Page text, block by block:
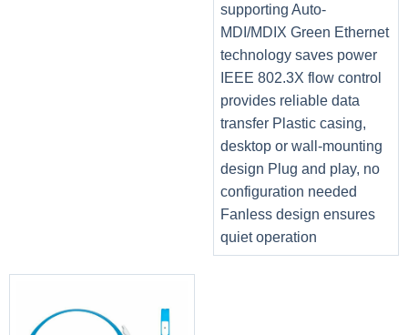
supporting Auto-
MDI/MDIX Green Ethernet
technology saves power
IEEE 802.3X flow control
provides reliable data
transfer Plastic casing,
desktop or wall-mounting
design Plug and play, no
configuration needed
Fanless design ensures
quiet operation